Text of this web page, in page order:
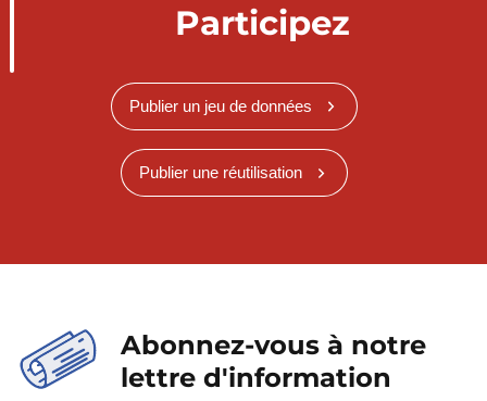
Participez
Publier un jeu de données
Publier une réutilisation
Abonnez-vous à notre
lettre d'information